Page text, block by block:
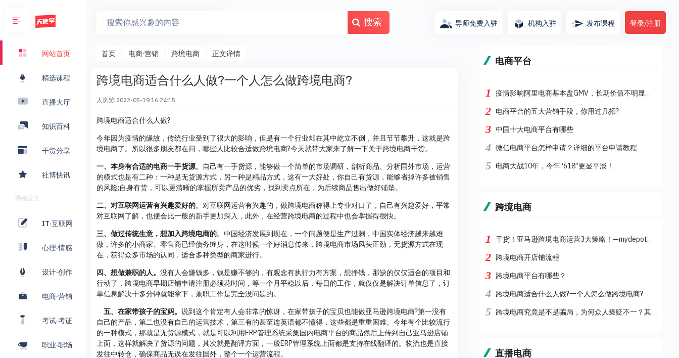
搜索 导师免费入驻 机构入驻 发布课程 登录/注册
网站首页
精选课程
直播大厅
知识百科
干货分享
社博快讯
课程分类
IT·互联网
心理·情感
设计·创作
电商·营销
考试·考证
职业·职场
首页 电商·营销 跨境电商 正文详情
跨境电商适合什么人做?一个人怎么做跨境电商?
人浏览 2022-05-19 16:24:15
跨境电商适合什么人做?
今年因为疫情的缘故，传统行业受到了很大的影响，但是有一个行业却在其中屹立不倒，并且节节攀升，这就是跨
境电商了。所以很多朋友都在问，哪些人比较合适做跨境电商?今天就带大家来了解一下关于跨境电商干货。
一、本身有合适的电商一手货源。自己有一手货源，能够做一个简单的市场调研，剖析商品、分析国外市场，运营
的模式也是有二种：一种是无货源方式，另一种是精品方式，这有一大好处，你自己有货源，能够省掉许多被销售
的风险;自身有货，可以更清晰的掌握所卖产品的优劣，找到卖点所在，为后续商品售出做好铺垫。
二、对互联网运营有兴趣爱好的。对互联网运营有兴趣的，做跨境电商称得上专业对口了，自己有兴趣爱好，平常
对互联网了解，也便会比一般的新手更加深入，此外，在经营跨境电商的过程中也会掌握得很快。
三、做过传统生意，想加入跨境电商的。中国经济发展到现在，一个问题便是生产过剩，中国实体经济越来越难
做，许多的小商家、零售商已经债务缠身，在这时候一个好消息传来，跨境电商市场风头正劲，无货源方式在现
在，获得众多市场的认同，适合多种类型的商家进行。
四、想做兼职的人。 没有人会嫌钱多，钱是赚不够的，有观念有执行力有方案，想挣钱，那缺的仅仅适合的项目和
行动了，跨境电商早期店铺申请注册必须花时间，等一个月平稳以后，每日的工作，就仅仅是解决订单信息了，订
单信息解决十多分钟就能拿下，兼职工作是完全没问题的。
五、在家带孩子的宝妈。 说到这个肯定有人会非常的惊讶，在家带孩子的宝贝也能做亚马逊跨境电商?第一没有
自己的产品，第二也没有自己的运营技术，第三有的甚至连英语都不懂得，这些都是重重困难。今年有个比较流行
的一种模式，那就是无货源模式，就是可以利用ERP管理系统采集国内电商平台的商品然后上传到自己亚马逊店铺
上面，这样就解决了货源的问题，其次就是翻译方面，一般ERP管理系统上面都是支持在线翻译的。物流也是直接
发往中转仓，确保商品无误在发往国外，整个一个运营流程。
电商平台
1 疫情影响阿里电商基本盘GMV，长期价值不明显的业务将关停并转
2 电商平台的五大营销手段，你用过几招?
3 中国十大电商平台有哪些
4 微信电商平台怎样申请？详细的平台申请教程
5 电商大战10年，今年“618”更显平淡！
跨境电商
1 干货！亚马逊跨境电商运营3大策略！—mydepot跨境清货
2 跨境电商开店铺流程
3 跨境电商平台有哪些？
4 跨境电商适合什么人做?一个人怎么做跨境电商?
5 跨境电商究竟是不是骗局，为何众人褒贬不一？其实这才是真相！
直播电商